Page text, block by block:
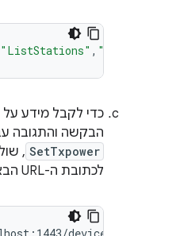
"ListStations" , "LoadConfig"
כדי לקבל מידע על
הבקשה והתגובה
SetTxpower
,
לכתובת ה-URL הבאה.